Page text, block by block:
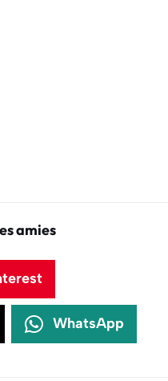
amies
WhatsApp